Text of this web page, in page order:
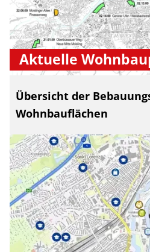
Aktuelle
Übersicht der
Wohnbauflächen